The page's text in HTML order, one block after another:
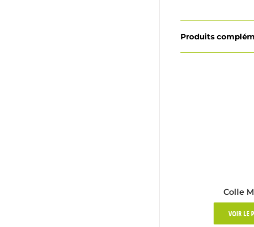
Produits
Colle
VOIR LE